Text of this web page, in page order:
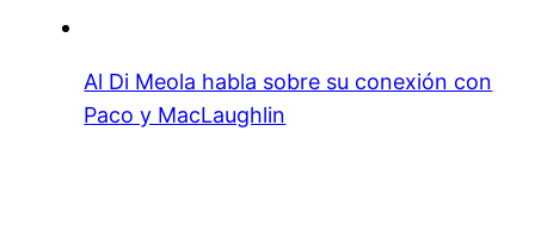
Al Di Meola habla sobre su conexión con
Paco y MacLaughlin